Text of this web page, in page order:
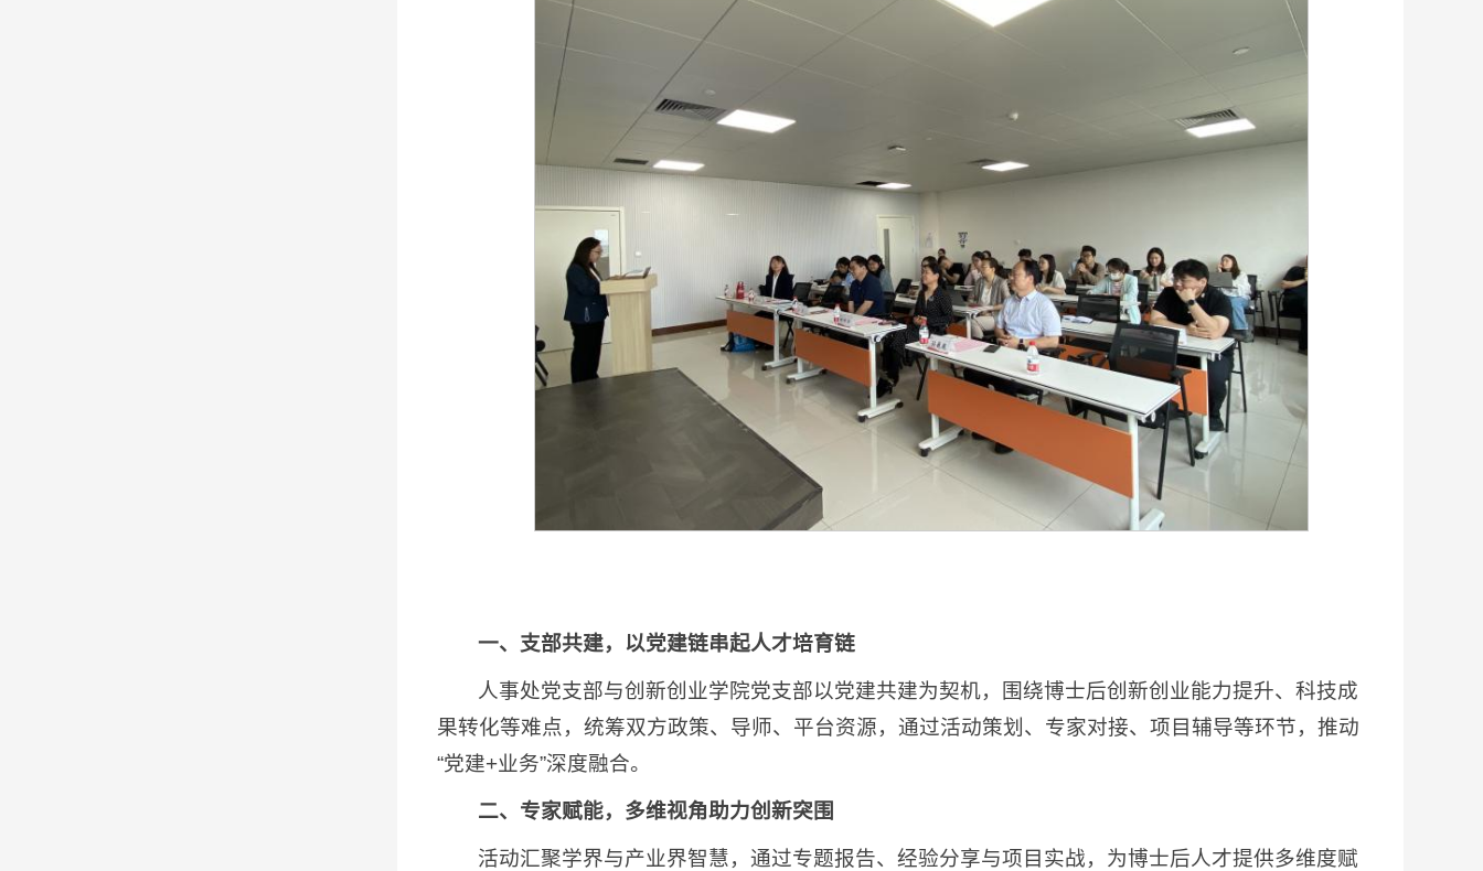
一、支部共建，以党建链串起人才培育链
人事处党支部与创新创业学院党支部以党建共建为契机，围绕博士后创新创业能力提升、科技成
果转化等难点，统筹双方政策、导师、平台资源，通过活动策划、专家对接、项目辅导等环节，推动
“党建+业务”深度融合。
二、专家赋能，多维视角助力创新突围
活动汇聚学界与产业界智慧，通过专题报告、经验分享与项目实战，为博士后人才提供多维度赋